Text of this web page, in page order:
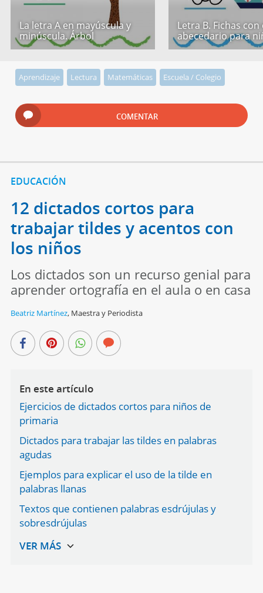
La letra A en mayúscula y
minúscula. Árbol
Letra B. Fichas con
abecedario para
Aprendizaje Lectura Matemáticas Escuela / Colegio
COMENTAR
EDUCACIÓN
12 dictados cortos para
trabajar tildes y acentos con
los niños
Los dictados son un recurso genial para
aprender ortografía en el aula o en casa
Beatriz Martínez, Maestra y Periodista
En este artículo
Ejercicios de dictados cortos para niños de
primaria
Dictados para trabajar las tildes en palabras
agudas
Ejemplos para explicar el uso de la tilde en
palabras llanas
Textos que contienen palabras esdrújulas y
sobresdrújulas